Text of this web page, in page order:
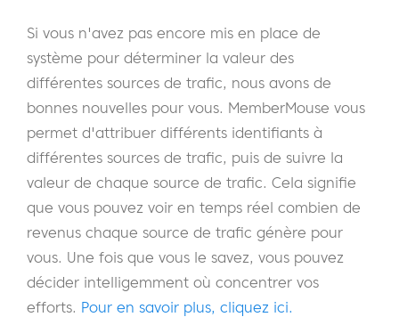
Si vous n'avez pas encore mis en place de
système pour déterminer la valeur des
différentes sources de trafic, nous avons de
bonnes nouvelles pour vous. MemberMouse vous
permet d'attribuer différents identifiants à
différentes sources de trafic, puis de suivre la
valeur de chaque source de trafic. Cela signifie
que vous pouvez voir en temps réel combien de
revenus chaque source de trafic génère pour
vous. Une fois que vous le savez, vous pouvez
décider intelligemment où concentrer vos
efforts. Pour en savoir plus, cliquez ici.